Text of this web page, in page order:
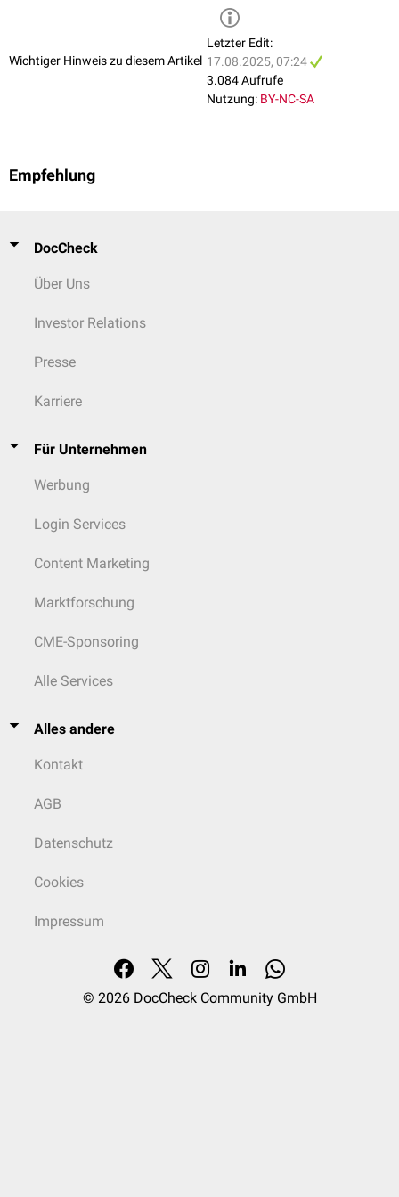
Wichtiger Hinweis zu diesem Artikel
Letzter Edit:
17.08.2025, 07:24
3.084 Aufrufe
Nutzung: BY-NC-SA
Empfehlung
DocCheck
Über Uns
Investor Relations
Presse
Karriere
Für Unternehmen
Werbung
Login Services
Content Marketing
Marktforschung
CME-Sponsoring
Alle Services
Alles andere
Kontakt
AGB
Datenschutz
Cookies
Impressum
© 2026 DocCheck Community GmbH